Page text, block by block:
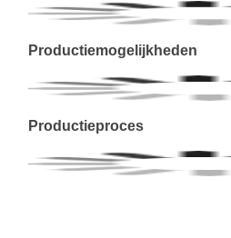
Productiemogelijkheden
Productieproces